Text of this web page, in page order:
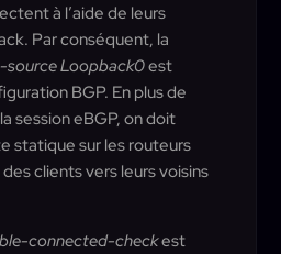
à l’aide de leurs
Par conséquent, la
source Loopback0est
BGP. En plus de
session eBGP, on doit
statique sur les routeurs
clients vers leurs voisins
connected-checkest